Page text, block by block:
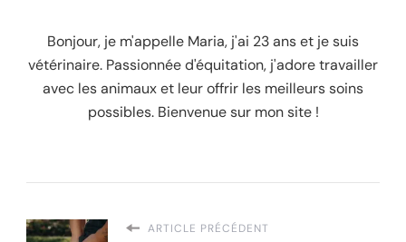
Bonjour, je m'appelle Maria, j'ai 23 ans et je suis
vétérinaire. Passionnée d'équitation, j'adore travailler
avec les animaux et leur offrir les meilleurs soins
possibles. Bienvenue sur mon site !
ARTICLE PRÉCÉDENT